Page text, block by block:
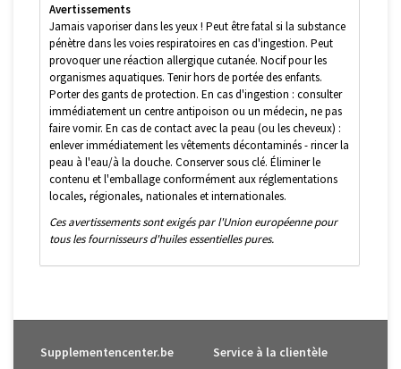
Avertissements
Jamais vaporiser dans les yeux ! Peut être fatal si la substance
pénètre dans les voies respiratoires en cas d'ingestion. Peut
provoquer une réaction allergique cutanée. Nocif pour les
organismes aquatiques. Tenir hors de portée des enfants.
Porter des gants de protection. En cas d'ingestion : consulter
immédiatement un centre antipoison ou un médecin, ne pas
faire vomir. En cas de contact avec la peau (ou les cheveux) :
enlever immédiatement les vêtements décontaminés - rincer la
peau à l'eau/à la douche. Conserver sous clé. Éliminer le
contenu et l'emballage conformément aux réglementations
locales, régionales, nationales et internationales.
Ces avertissements sont exigés par l'Union européenne pour
tous les fournisseurs d'huiles essentielles pures.
Supplementencenter.be Service à la clientèle